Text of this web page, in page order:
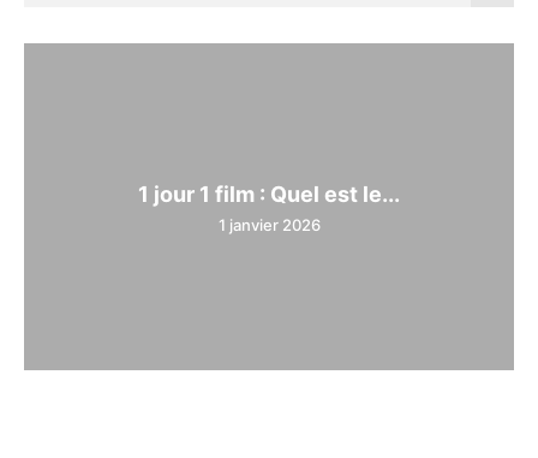
1 jour 1 film : Quel est le...
1 janvier 2026